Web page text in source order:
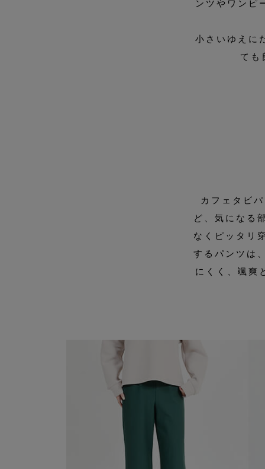
ンツやワンピ
小さいゆえに
ても
カフェタビ
ど、気になる
なくピッタリ
するパンツは
にくく、颯爽